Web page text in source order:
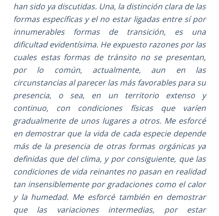
han sido ya discutidas. Una, la distinción clara de las
formas específicas y el no estar ligadas entre sí por
innumerables formas de transición, es una
dificultad evidentísima. He expuesto razones por las
cuales estas formas de tránsito no se presentan,
por lo común, actualmente, aun en las
circunstancias al parecer las más favorables para su
presencia, o sea, en un territorio extenso y
continuo, con condiciones físicas que varíen
gradualmente de unos lugares a otros. Me esforcé
en demostrar que la vida de cada especie depende
más de la presencia de otras formas orgánicas ya
definidas que del clima, y por consiguiente, que las
condiciones de vida reinantes no pasan en realidad
tan insensiblemente por gradaciones como el calor
y la humedad. Me esforcé también en demostrar
que las variaciones intermedias, por estar